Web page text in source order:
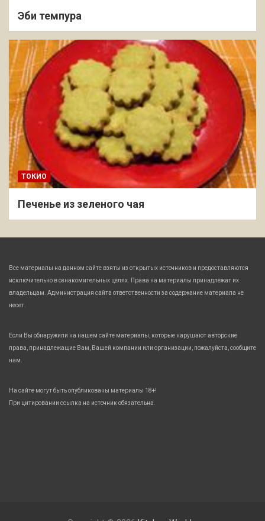
Эби темпура
ТОКИО
Печенье из зеленого чая
Все материалы на данном сайте взяты из открытых источников и предоставляются
исключительно в ознакомительных целях. Права на материалы принадлежат их
владельцам. Администрация сайта ответственности за содержание материала не
несет.
Если Вы обнаружили на нашем сайте материалы, которые нарушают авторские
права, принадлежащие Вам, Вашей компании или организации, пожалуйста, сообщите
нам.
На сайте могут быть опубликованы материалы 18+!
При цитировании ссылка на источник обязательна.